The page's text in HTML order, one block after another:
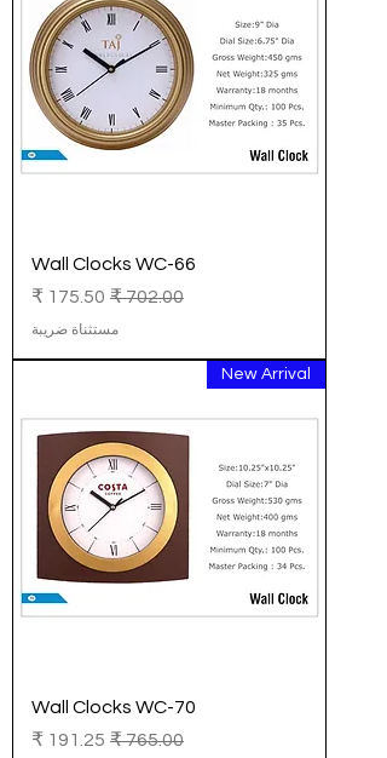
Wall Clocks WC-66
سعر عاديسعر البيع
مستثناة ضريبة
New Arrival
Wall Clocks WC-70
سعر عاديسعر البيع